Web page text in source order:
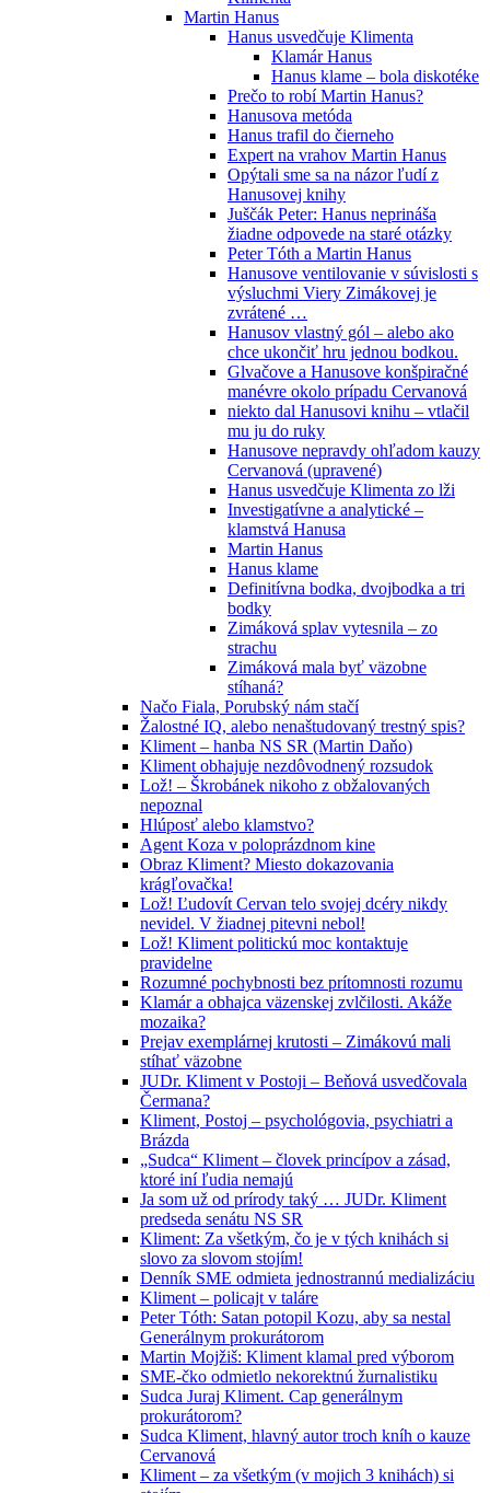
Martin Hanus
Hanus usvedčuje Klimenta
Klamár Hanus
Hanus klame – bola diskotéke
Prečo to robí Martin Hanus?
Hanusova metóda
Hanus trafil do čierneho
Expert na vrahov Martin Hanus
Opýtali sme sa na názor ľudí z
Hanusovej knihy
Juščák Peter: Hanus neprináša
žiadne odpovede na staré otázky
Peter Tóth a Martin Hanus
Hanusove ventilovanie v súvislosti s
výsluchmi Viery Zimákovej je
zvrátené …
Hanusov vlastný gól – alebo ako
chce ukončiť hru jednou bodkou.
Glvačove a Hanusove konšpiračné
manévre okolo prípadu Cervanová
niekto dal Hanusovi knihu – vtlačil
mu ju do ruky
Hanusove nepravdy ohľadom kauzy
Cervanová (upravené)
Hanus usvedčuje Klimenta zo lži
Investigatívne a analytické –
klamstvá Hanusa
Martin Hanus
Hanus klame
Definitívna bodka, dvojbodka a tri
bodky
Zimáková splav vytesnila – zo
strachu
Zimáková mala byť väzobne
stíhaná?
Načo Fiala, Porubský nám stačí
Žalostné IQ, alebo nenaštudovaný trestný spis?
Kliment – hanba NS SR (Martin Daňo)
Kliment obhajuje nezdôvodnený rozsudok
Lož! – Škrobánek nikoho z obžalovaných
nepoznal
Hlúposť alebo klamstvo?
Agent Koza v poloprázdnom kine
Obraz Kliment? Miesto dokazovania
krágľovačka!
Lož! Ľudovít Cervan telo svojej dcéry nikdy
nevidel. V žiadnej pitevni nebol!
Lož! Kliment politickú moc kontaktuje
pravidelne
Rozumné pochybnosti bez prítomnosti rozumu
Klamár a obhajca väzenskej zvlčilosti. Akáže
mozaika?
Prejav exemplárnej krutosti – Zimákovú mali
stíhať väzobne
JUDr. Kliment v Postoji – Beňová usvedčovala
Čermana?
Kliment, Postoj – psychológovia, psychiatri a
Brázda
„Sudca“ Kliment – človek princípov a zásad,
ktoré iní ľudia nemajú
Ja som už od prírody taký … JUDr. Kliment
predseda senátu NS SR
Kliment: Za všetkým, čo je v tých knihách si
slovo za slovom stojím!
Denník SME odmieta jednostrannú medializáciu
Kliment – policajt v taláre
Peter Tóth: Satan potopil Kozu, aby sa nestal
Generálnym prokurátorom
Martin Mojžiš: Kliment klamal pred výborom
SME-čko odmietlo nekorektnú žurnalistiku
Sudca Juraj Kliment. Cap generálnym
prokurátorom?
Sudca Kliment, hlavný autor troch kníh o kauze
Cervanová
Kliment – za všetkým (v mojich 3 knihách) si